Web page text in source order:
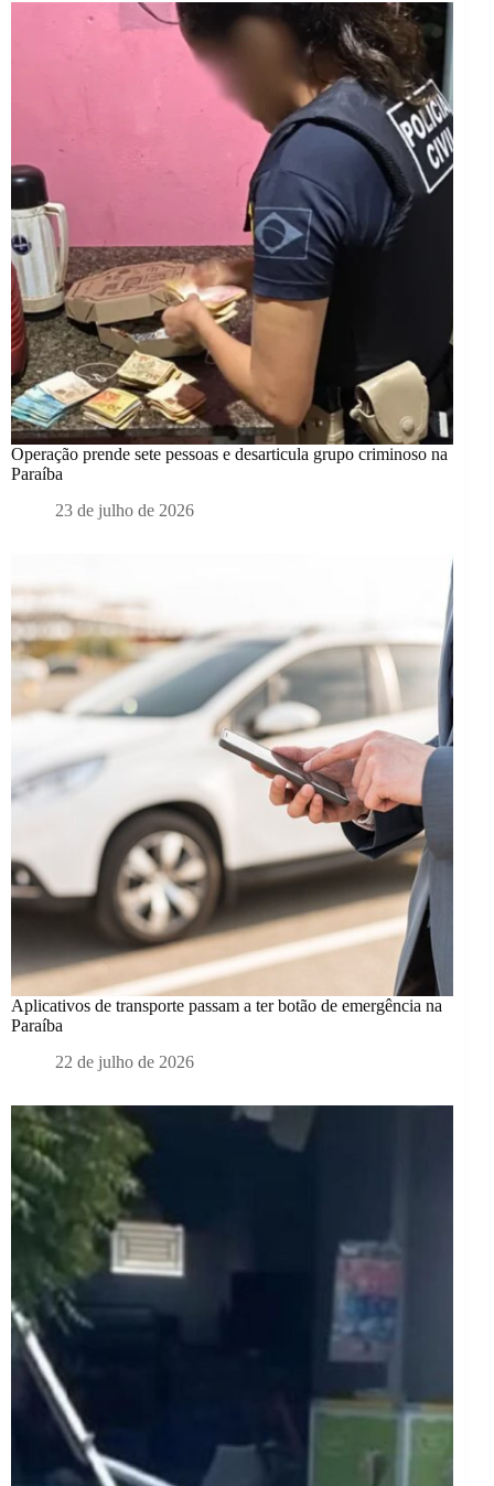
Operação prende sete pessoas e desarticula grupo criminoso na
Paraíba
23 de julho de 2026
Aplicativos de transporte passam a ter botão de emergência na
Paraíba
22 de julho de 2026